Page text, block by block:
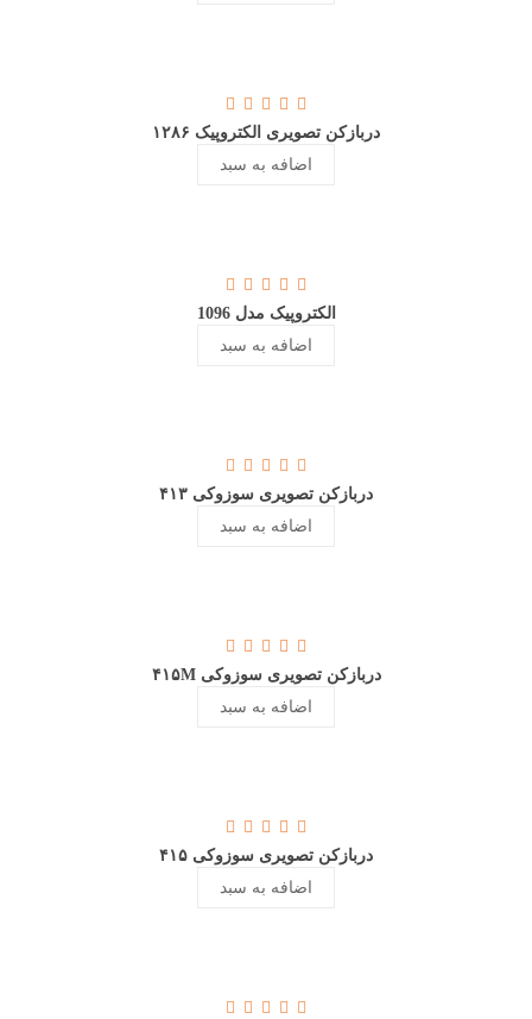
دربازکن تصویری الکتروپیک ۱۲۸۶
اضافه به سبد
الکتروپیک مدل 1096
اضافه به سبد
دربازکن تصویری سوزوکی ۴۱۳
اضافه به سبد
دربازکن تصویری سوزوکی ۴۱۵M
اضافه به سبد
دربازکن تصویری سوزوکی ۴۱۵
اضافه به سبد